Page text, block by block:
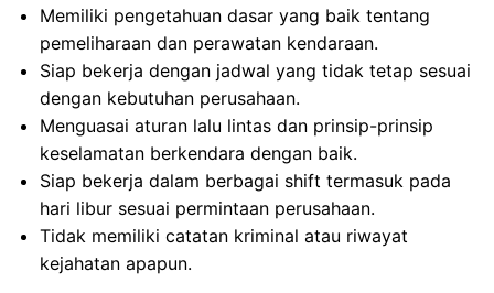
Memiliki pengetahuan dasar yang baik tentang
pemeliharaan dan perawatan kendaraan.
Siap bekerja dengan jadwal yang tidak tetap sesuai
dengan kebutuhan perusahaan.
Menguasai aturan lalu lintas dan prinsip-prinsip
keselamatan berkendara dengan baik.
Siap bekerja dalam berbagai shift termasuk pada
hari libur sesuai permintaan perusahaan.
Tidak memiliki catatan kriminal atau riwayat
kejahatan apapun.